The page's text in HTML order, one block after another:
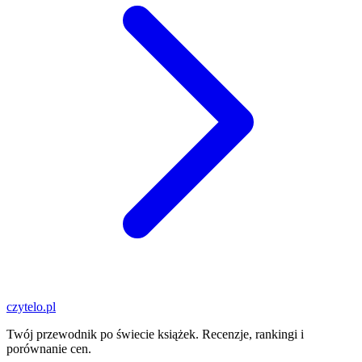
czytelo.pl
Twój przewodnik po świecie książek. Recenzje, rankingi i
porównanie cen.